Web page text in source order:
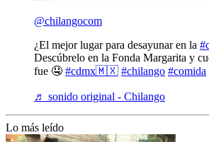
@chilangocom
¿El mejor lugar para desayunar en la
Descúbrelo en la Fonda Margarita y
fue 🤤 #cdmx🇲🇽 #chilango #comida
♬ sonido original - Chilango
Lo más leído